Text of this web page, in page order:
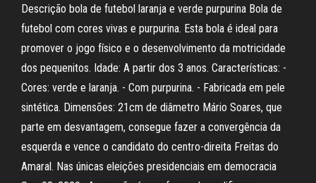
Descrição bola de futebol laranja e verde purpurina Bola de
futebol com cores vivas e purpurina. Esta bola é ideal para
promover o jogo físico e o desenvolvimento da motricidade
dos pequenitos. Idade: A partir dos 3 anos. Características: -
Cores: verde e laranja. - Com purpurina. - Fabricada em pele
sintética. Dimensões: 21cm de diâmetro Mário Soares, que
parte em desvantagem, consegue fazer a convergência da
esquerda e vence o candidato do centro-direita Freitas do
Amaral. Nas únicas eleições presidenciais em democracia